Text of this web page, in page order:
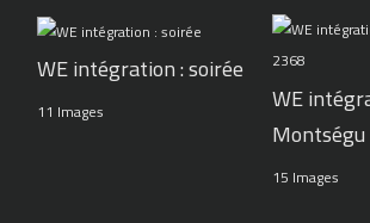
WE intégration : soirée
11 Images
WE
15 Images